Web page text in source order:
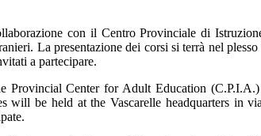
con il Centro Provinciale di
La presentazione dei corsi si terrà nel
a partecipare.
Provincial Center for Adult Education
will be held at the Vascarelle headquarters in